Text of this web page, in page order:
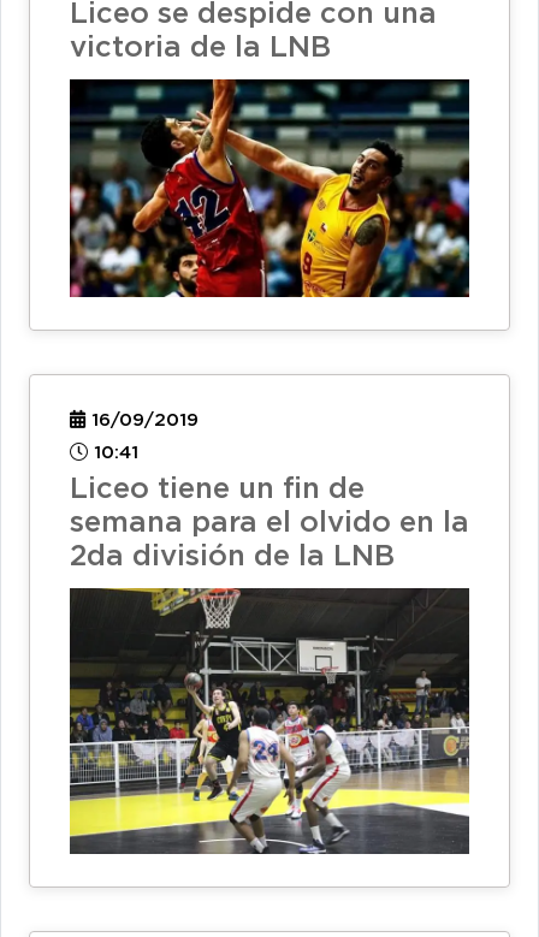
Liceo se despide con una
victoria de la LNB
16/09/2019
10:41
Liceo tiene un fin de
semana para el olvido en la
2da división de la LNB